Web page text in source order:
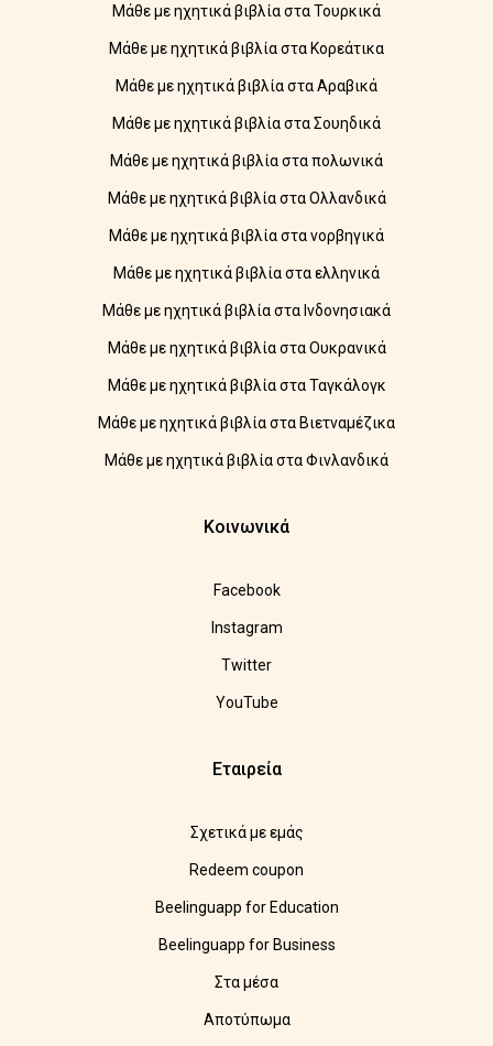
Μάθε με ηχητικά βιβλία στα Τουρκικά
Μάθε με ηχητικά βιβλία στα Κορεάτικα
Μάθε με ηχητικά βιβλία στα Αραβικά
Μάθε με ηχητικά βιβλία στα Σουηδικά
Μάθε με ηχητικά βιβλία στα πολωνικά
Μάθε με ηχητικά βιβλία στα Ολλανδικά
Μάθε με ηχητικά βιβλία στα νορβηγικά
Μάθε με ηχητικά βιβλία στα ελληνικά
Μάθε με ηχητικά βιβλία στα Ινδονησιακά
Μάθε με ηχητικά βιβλία στα Ουκρανικά
Μάθε με ηχητικά βιβλία στα Ταγκάλογκ
Μάθε με ηχητικά βιβλία στα Βιετναμέζικα
Μάθε με ηχητικά βιβλία στα Φινλανδικά
Κοινωνικά
Facebook
Instagram
Twitter
YouTube
Εταιρεία
Σχετικά με εμάς
Redeem coupon
Beelinguapp for Education
Beelinguapp for Business
Στα μέσα
Αποτύπωμα